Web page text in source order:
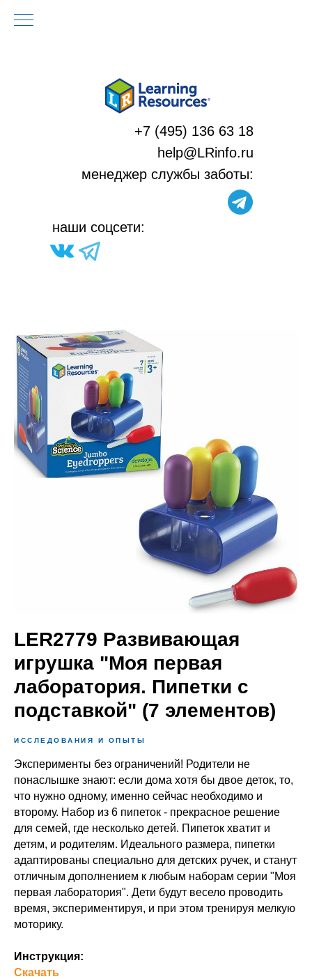
+7 (495) 136 63 18
help@LRinfo.ru
менеджер службы заботы:
наши соцсети:
LER2779 Развивающая
игрушка "Моя первая
лаборатория. Пипетки с
подставкой" (7 элементов)
ИССЛЕДОВАНИЯ И ОПЫТЫ
Эксперименты без ограничений! Родители не
понаслышке знают: если дома хотя бы двое деток, то,
что нужно одному, именно сейчас необходимо и
второму. Набор из 6 пипеток - прекрасное решение
для семей, где несколько детей. Пипеток хватит и
детям, и родителям. Идеального размера, пипетки
адаптированы специально для детских ручек, и станут
отличным дополнением к любым наборам серии "Моя
первая лаборатория". Дети будут весело проводить
время, экспериментируя, и при этом тренируя мелкую
моторику.
Инструкция:
Скачать